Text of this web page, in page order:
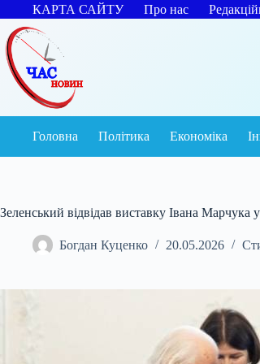
Перейти
до
вмісту
КАРТА САЙТУ Про нас
Головна Політика Економіка
Зеленський відвідав виставку Івана
Богдан Куценко 20.05.2026